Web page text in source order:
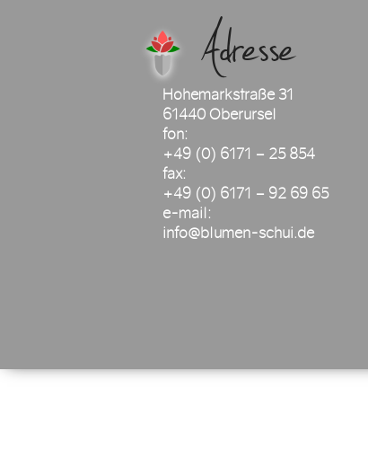
Adresse
Hohemarkstraße 31
61440 Oberursel
fon:
+49 (0) 6171 – 25 854
fax:
+49 (0) 6171 – 92 69 65
e-mail:
info@blumen-schui.de